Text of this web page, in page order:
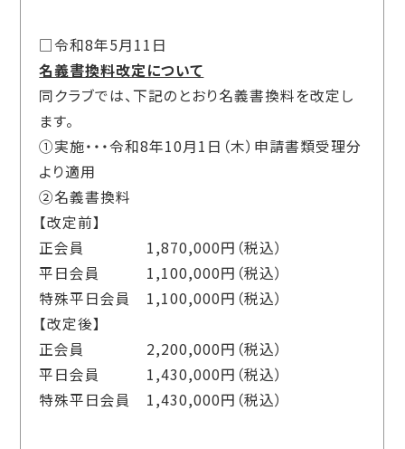
□令和8年5月11日
名義書換料改定について
同クラブでは、下記のとおり名義書換料を改定し
ます。
①実施・・・令和8年10月1 日（木）申請書類受理分
より適用
②名義書換料
【改定前】
正会員 1,870,000円（税込）
平日会員 1,100,000円（税込）
特殊平日会員 1,100,000円（税込）
【改定後】
正会員 2,200,000円（税込）
平日会員 1,430,000円（税込）
特殊平日会員 1,430,000円（税込）